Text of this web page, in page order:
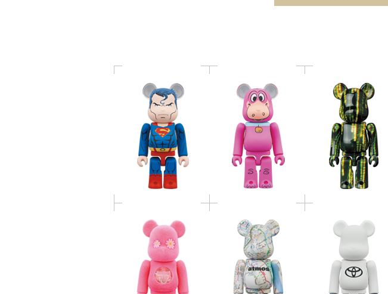
100％ & 400％
100％ & 400％
BE@RBRICK atmos ×
NYLON JAPAN 100％ &
400％
BE@RBRICK atmos
SUBWAY 100％ & 400％
BE@RBRICK TOYOTA
"Drive Your Teenage
Dreams." WHITE Ver.
100％ & 400％
BE@RBRICK Michael
Jordan 1992 TEAM
USA 100％ & 400％
BE@RBRICK 招き猫 福
入 蓄光 400％
BE@RBRICK BAPE(R)
招き猫 金メッキ & 達
磨 銀メッキ 100％ &
400％ 4PCS SET